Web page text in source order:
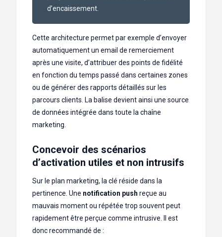
d’encaissement.
Cette architecture permet par exemple d’envoyer
automatiquement un email de remerciement
après une visite, d’attribuer des points de fidélité
en fonction du temps passé dans certaines zones
ou de générer des rapports détaillés sur les
parcours clients. La balise devient ainsi une source
de données intégrée dans toute la chaîne
marketing.
Concevoir des scénarios
d’activation utiles et non intrusifs
Sur le plan marketing, la clé réside dans la
pertinence. Une notification push reçue au
mauvais moment ou répétée trop souvent peut
rapidement être perçue comme intrusive. Il est
donc recommandé de :